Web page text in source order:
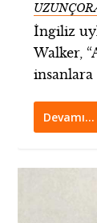
İngiliz
Walker,
insanlara
Devamı…